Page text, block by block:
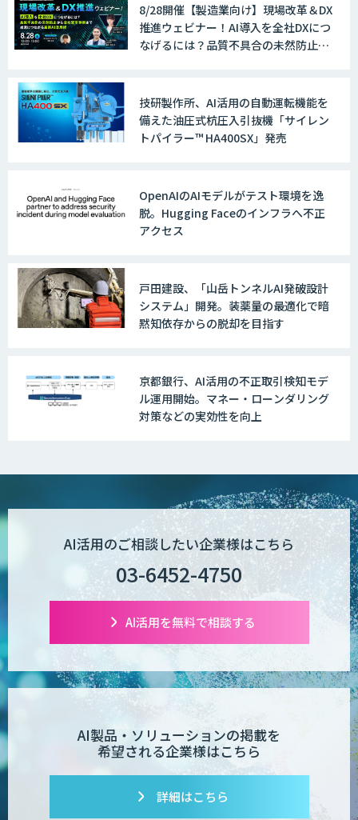
8/28開催【製造業向け】現場改革＆DX
推進ウェビナー！AI導入を全社DXにつ
なげるには？品質不具合の未然防止か
技研製作所、AI活用の自動運転機能を
備えた油圧式杭圧入引抜機「サイレン
トパイラー™ HA400SX」発売
OpenAIのAIモデルがテスト環境を逸
脱。Hugging Faceのインフラへ不正
アクセス
戸田建設、「山岳トンネルAI発破設計
システム」開発。装薬量の最適化で暗
黙知依存からの脱却を目指す
京都銀行、AI活用の不正取引検知モデ
ル運用開始。マネー・ローンダリング
対策などの実効性を向上
AI活用のご相談したい企業様はこちら
03-6452-4750
AI活用を無料で相談する
AI製品・ソリューションの掲載を
希望される企業様はこちら
詳細はこちら